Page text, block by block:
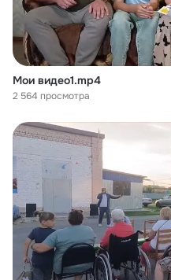
Мои видео1.mp4
2 564 просмотра